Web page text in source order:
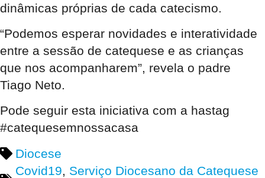
dinâmicas próprias de cada catecismo.
“Podemos esperar novidades e interatividade
entre a sessão de catequese e as crianças
que nos acompanharem”, revela o padre
Tiago Neto.
Pode seguir esta iniciativa com a hastag
#catequesemnossacasa
Diocese
Covid19, Serviço Diocesano da Catequese